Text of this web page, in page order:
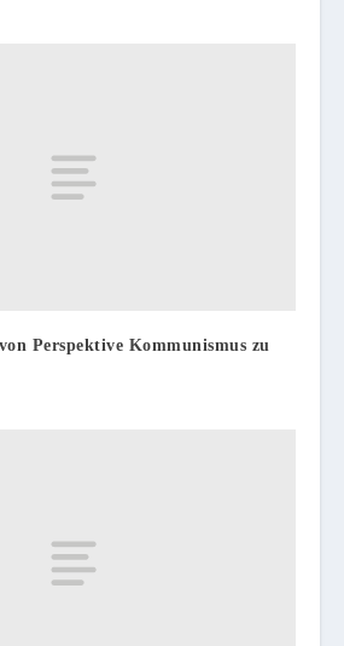
Perspektive Kommunismus zu